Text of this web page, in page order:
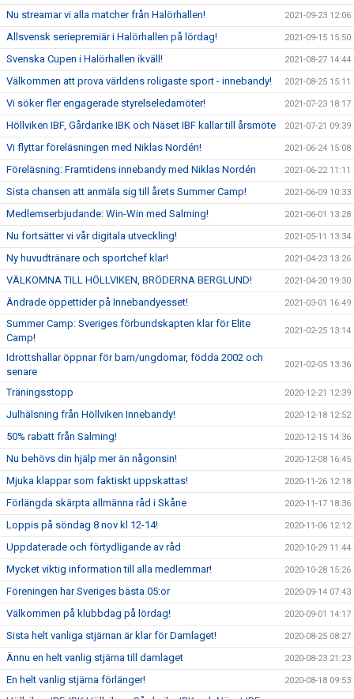
Nu streamar vi alla matcher från Halörhallen! 2021-09-23 12:06
Allsvensk seriepremiär i Halörhallen på lördag! 2021-09-15 15:50
Svenska Cupen i Halörhallen ikväll! 2021-08-27 14:44
Välkommen att prova världens roligaste sport - innebandy! 2021-08-25 15:11
Vi söker fler engagerade styrelseledamöter! 2021-07-23 18:17
Höllviken IBF, Gårdarike IBK och Näset IBF kallar till årsmöte 2021-07-21 09:39
Vi flyttar föreläsningen med Niklas Nordén! 2021-06-24 15:08
Föreläsning: Framtidens innebandy med Niklas Nordén 2021-06-22 11:11
Sista chansen att anmäla sig till årets Summer Camp! 2021-06-09 10:33
Medlemserbjudande: Win-Win med Salming! 2021-06-01 13:28
Nu fortsätter vi vår digitala utveckling! 2021-05-11 13:34
Ny huvudtränare och sportchef klar! 2021-04-23 13:26
VÄLKOMNA TILL HÖLLVIKEN, BRÖDERNA BERGLUND! 2021-04-20 19:30
Ändrade öppettider på Innebandyesset! 2021-03-01 16:49
Summer Camp: Sveriges förbundskapten klar för Elite
Camp!
2021-02-25 13:14
Idrottshallar öppnar för barn/ungdomar, födda 2002 och
senare
2021-02-05 13:36
Träningsstopp 2020-12-21 12:39
Julhälsning från Höllviken Innebandy! 2020-12-18 12:52
50% rabatt från Salming! 2020-12-15 14:36
Nu behövs din hjälp mer än någonsin! 2020-12-08 16:45
Mjuka klappar som faktiskt uppskattas! 2020-11-26 12:18
Förlängda skärpta allmänna råd i Skåne 2020-11-17 18:36
Loppis på söndag 8 nov kl 12-14! 2020-11-06 12:12
Uppdaterade och förtydligande av råd 2020-10-29 11:44
Mycket viktig information till alla medlemmar! 2020-10-28 15:26
Föreningen har Sveriges bästa 05:or 2020-09-14 07:43
Välkommen på klubbdag på lördag! 2020-09-01 14:17
Sista helt vanliga stjärnan är klar för Damlaget! 2020-08-25 08:27
Ännu en helt vanlig stjärna till damlaget 2020-08-23 21:23
En helt vanlig stjärna förlänger! 2020-08-18 09:53